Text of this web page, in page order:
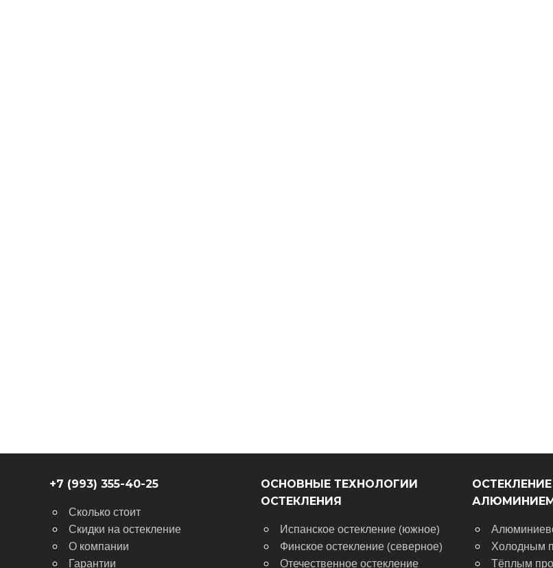
+7 (993) 355-40-25
Сколько стоит
Скидки на остекление
О компании
Гарантии
ОСНОВНЫЕ ТЕХНОЛОГИИ
ОСТЕКЛЕНИЯ
Испанское остекление (южное)
Финское остекление (северное)
Отечественное остекление
Холодным
Тёплым